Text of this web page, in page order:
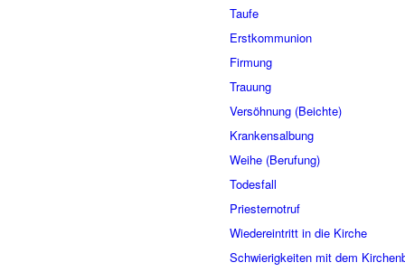
Taufe
Erstkommunion
Firmung
Trauung
Versöhnung (Beichte)
Krankensalbung
Weihe (Berufung)
Todesfall
Priesternotruf
Wiedereintritt in die Kirche
Schwierigkeiten mit dem